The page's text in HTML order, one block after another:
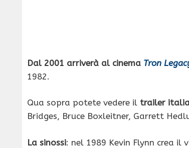
Dal 2001 arriverà al cinema Tron
1982.
Qua sopra potete vedere il trailer
Bridges, Bruce Boxleitner, Garrett
La sinossi: nel 1989 Kevin Flynn crea